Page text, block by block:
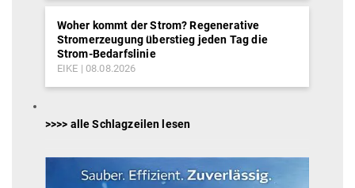
Woher kommt der Strom? Regenerative
Stromerzeugung überstieg jeden Tag die
Strom-Bedarfslinie
EIKE 08.08.2026
>>>> alle Schlagzeilen lesen